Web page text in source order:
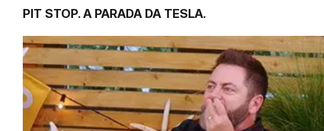
PIT STOP. A PARADA DA TESLA.